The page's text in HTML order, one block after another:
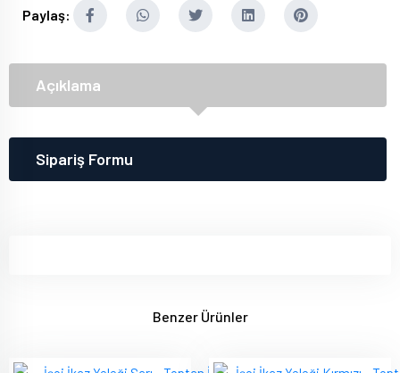
Paylaş:
Açıklama
Sipariş Formu
Benzer Ürünler